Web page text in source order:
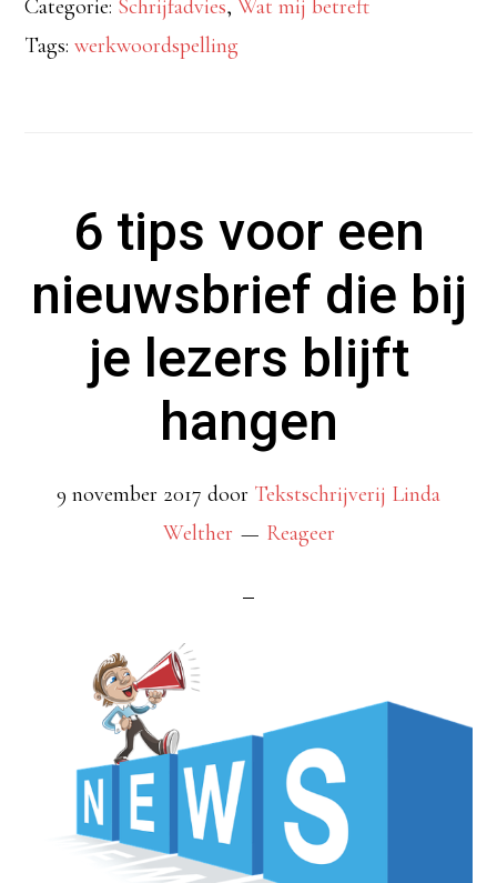
sterke
werkwoorden
Categorie: Schrijfadvies, Wat mij betreft
Tags:werkwoordspelling
6 tips voor een
nieuwsbrief die bij
je lezers blijft
hangen
9 november 2017 door Tekstschrijverij Linda
Welther
Reageer